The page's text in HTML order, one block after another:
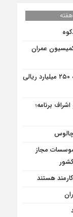
عمران
فاز یک مرکز بازپروری و ترک اعتیاد بابل با هزینه ۲۵۰ میلیارد ریالی
برنامه؛
مجاز